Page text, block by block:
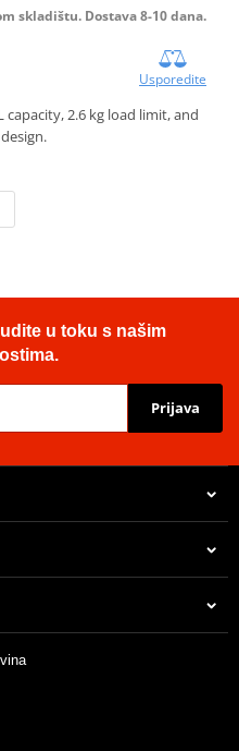
skladištu. Dostava 8-10 dana.
Usporedite
capacity, 2.6 kg load limit, and
u toku s našim
Prijava